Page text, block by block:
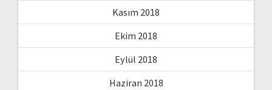
Kasım 2018
Ekim 2018
Eylül 2018
Haziran 2018